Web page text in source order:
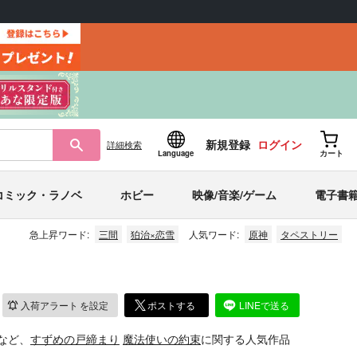
詳細検索
Language
新規登録 ログイン
カート
ミック・ラノベ ホビー 映像/音楽/ゲーム 電子書
急上昇ワード: 三間 狛治×恋雪 人気ワード: 原神 タペストリー
入荷アラート を設定 ポストする LINEで送る
ど、 すずめの戸締まり 魔法使いの約束に関する人気作品